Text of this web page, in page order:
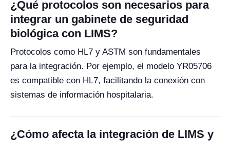
¿Qué protocolos son necesarios para
integrar un gabinete de seguridad
biológica con LIMS?
Protocolos como HL7 y ASTM son fundamentales
para la integración. Por ejemplo, el modelo YR05706
es compatible con HL7, facilitando la conexión con
sistemas de información hospitalaria.
¿Cómo afecta la integración de LIMS y